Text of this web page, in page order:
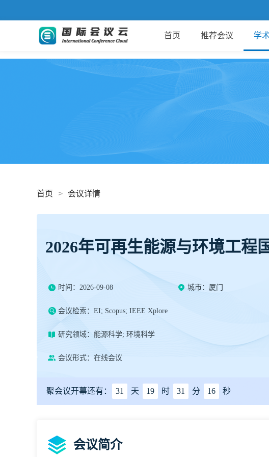
首页 推荐会议 学
首页 > 会议详情
2026年可再生能源与环境工程
时间：2026-09-08 城市：厦门
会议检索：EI; Scopus; IEEE Xplore
研究领域：能源科学; 环境科学
会议形式：在线会议
聚会议开幕还有： 31 天 19 时 31 分 15 秒
会议简介